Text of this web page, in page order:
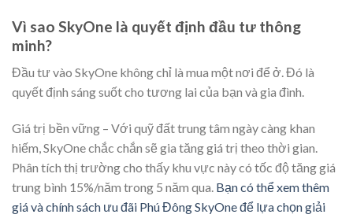
Vì sao SkyOne là quyết định đầu tư thông
minh?
Đầu tư vào SkyOne không chỉ là mua một nơi để ở. Đó là
quyết định sáng suốt cho tương lai của bạn và gia đình.
Giá trị bền vững – Với quỹ đất trung tâm ngày càng khan
hiếm, SkyOne chắc chắn sẽ gia tăng giá trị theo thời gian.
Phân tích thị trường cho thấy khu vực này có tốc độ tăng giá
trung bình 15%/năm trong 5 năm qua. Bạn có thể xem thêm
giá và chính sách ưu đãi Phú Đông SkyOne để lựa chọn giải